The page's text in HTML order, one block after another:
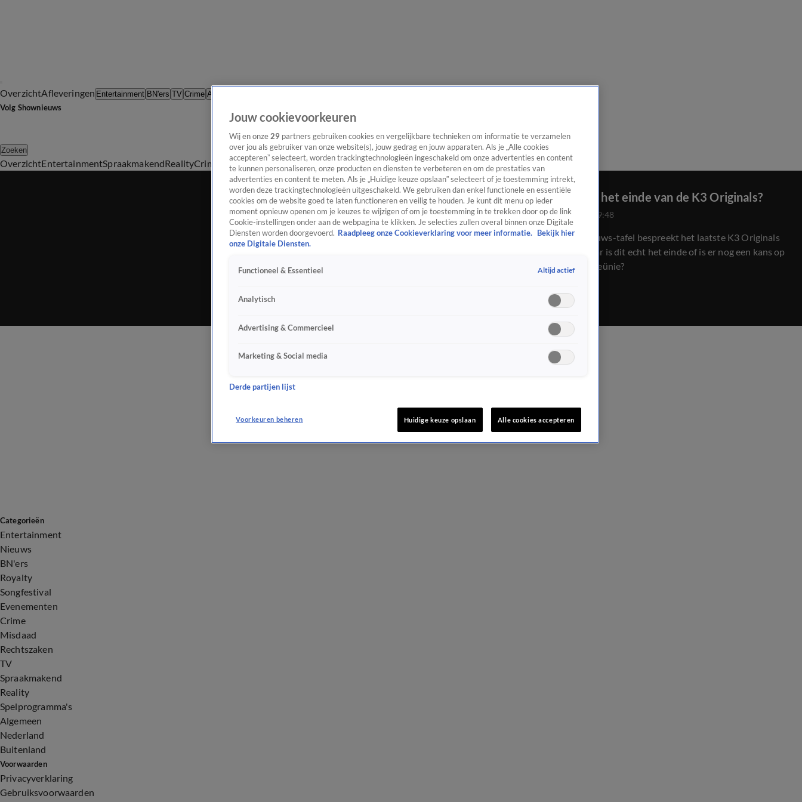
OverzichtAfleveringen Entertainment BN'ers TV Crime Algemeen
Volg Shownieuws
Zoeken
OverzichtEntertainmentSpraakmakendRealityCrime Video'sAfleveringen
Is dit echt het einde van de K3 Originals?
8 juni 2026, 09:48
De Shownieuws-tafel bespreekt het laatste K3 Originals
concert. Maar is dit echt het einde of is er nog een kans op
een andere reünie?
Categorieën
Entertainment
Nieuws
BN'ers
Royalty
Songfestival
Evenementen
Crime
Misdaad
Rechtszaken
TV
Spraakmakend
Reality
Spelprogramma's
Algemeen
Nederland
Buitenland
Voorwaarden
Privacyverklaring
Gebruiksvoorwaarden
Jouw cookievoorkeuren
Wij en onze 29 partners gebruiken cookies en vergelijkbare technieken om informatie te verzamelen
over jou als gebruiker van onze website(s), jouw gedrag en jouw apparaten. Als je „Alle cookies
accepteren” selecteert, worden trackingtechnologieën ingeschakeld om onze advertenties en content
te kunnen personaliseren, onze producten en diensten te verbeteren en om de prestaties van
advertenties en content te meten. Als je „Huidige keuze opslaan” selecteert of je toestemming intrekt,
worden deze trackingtechnologieën uitgeschakeld. We gebruiken dan enkel functionele en essentiële
cookies om de website goed te laten functioneren en veilig te houden. Je kunt dit menu op ieder
moment opnieuw openen om je keuzes te wijzigen of om je toestemming in te trekken door op de link
Cookie-instellingen onder aan de webpagina te klikken. Je selecties zullen overal binnen onze Digitale
Diensten worden doorgevoerd. Raadpleeg onze Cookieverklaring voor meer informatie.
Bekijk hier
onze Digitale Diensten.
Functioneel & Essentieel Altijd actief
Analytisch
Advertising & Commercieel
Marketing & Social media
Derde partijen lijst
Voorkeuren beheren Huidige keuze opslaan Alle cookies accepteren